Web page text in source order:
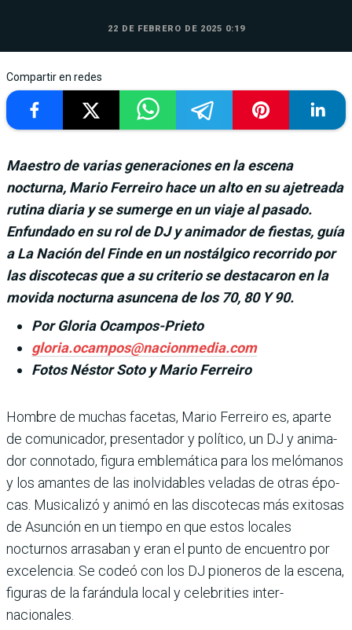
22 DE FEBRERO DE 2025 0:19
Compartir en redes
Maestro de varias generaciones en la escena
nocturna, Mario Ferreiro hace un alto en su ajetreada
rutina diaria y se sumerge en un viaje al pasado.
Enfundado en su rol de DJ y animador de fiestas, guía
a La Nación del Finde en un nostálgico recorrido por
las discotecas que a su criterio se destacaron en la
movida nocturna asuncena de los 70, 80 Y 90.
Por Gloria Ocampos-Prieto
gloria.ocampos@nacionmedia.com
Fotos Néstor Soto y Mario Ferreiro
Hombre de muchas facetas, Mario Ferreiro es, aparte
de comunicador, presenta­dor y político, un DJ y anima­
dor connotado, figura emble­mática para los melómanos
y los amantes de las inolvi­dables veladas de otras épo­
cas. Musicalizó y animó en las discotecas más exitosas
de Asunción en un tiempo en que estos locales
nocturnos arrasaban y eran el punto de encuentro por
excelencia. Se codeó con los DJ pioneros de la escena,
figuras de la farán­dula local y celebrities inter­
nacionales.